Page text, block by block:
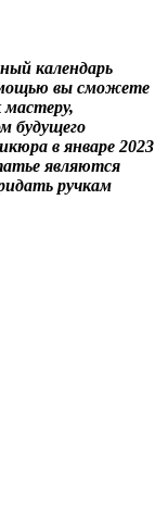
календарь
вы сможете
мастеру,
будущего
в январе 2023
являются
ручкам